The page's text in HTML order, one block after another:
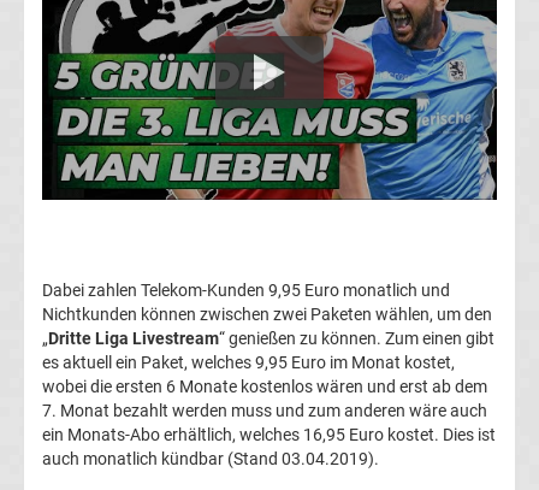
League
Tabelle
Europa
League
Conference
League
Erg.
Dabei zahlen Telekom-Kunden 9,95 Euro monatlich und
Nichtkunden können zwischen zwei Paketen wählen, um den
„Dritte Liga Livestream“ genießen zu können. Zum einen gibt
es aktuell ein Paket, welches 9,95 Euro im Monat kostet,
wobei die ersten 6 Monate kostenlos wären und erst ab dem
7. Monat bezahlt werden muss und zum anderen wäre auch
ein Monats-Abo erhältlich, welches 16,95 Euro kostet. Dies ist
auch monatlich kündbar (Stand 03.04.2019).